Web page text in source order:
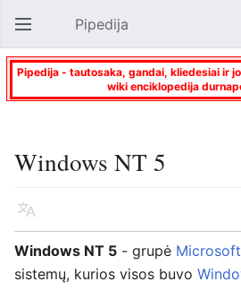
Atverti pagrindinį meniu Pipedija
Pipedija - tautosaka, gandai, kliedesiai ir
wiki enciklopedija
Windows NT 5
Kalba
Windows NT 5 - grupė Microsoft
sistemų, kurios visos buvo